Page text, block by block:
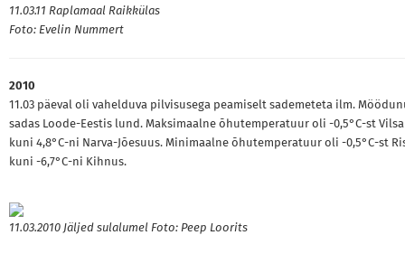
11.03.11 Raplamaal Raikkülas
Foto: Evelin Nummert
2010
11.03 päeval oli vahelduva pilvisusega peamiselt sademeteta ilm.
sadas Loode-Eestis lund. Maksimaalne õhutemperatuur oli -0,5°C-st
kuni 4,8°C-ni Narva-Jõesuus. Minimaalne õhutemperatuur oli -0,5°C-st
kuni -6,7°C-ni Kihnus.
11.03.2010 Jäljed sulalumel Foto: Peep Loorits